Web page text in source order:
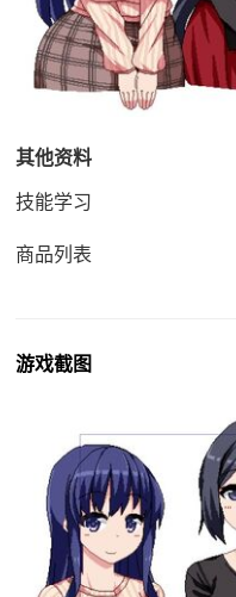
其他资料
技能学习
商品列表
游戏截图